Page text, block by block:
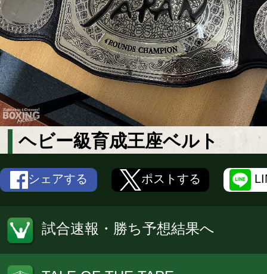
ヘビー級育成王座ベルト
シェアする ポストする
試合速報・勝ち予想結果へ